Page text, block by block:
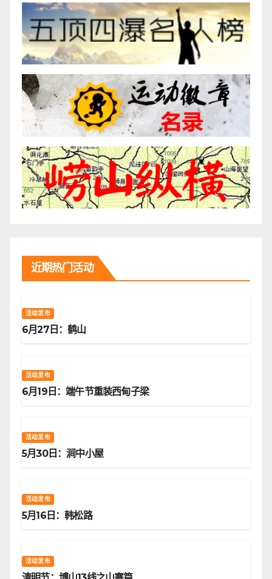
近期热门活动
活动发布
6月27日：鹤山
活动发布
6月19日：端午节重装西甸子梁
活动发布
5月30日：涧中小屋
活动发布
5月16日：韩松路
活动发布